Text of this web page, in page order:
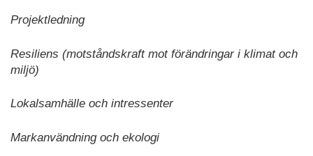
Projektledning
Resiliens (motståndskraft mot förändringar i klimat och
miljö)
Lokalsamhälle och intressenter
Markanvändning och ekologi